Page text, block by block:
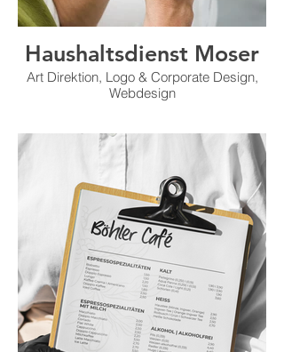
Haushaltsdienst Moser
Art Direktion, Logo & Corporate Design,
Webdesign